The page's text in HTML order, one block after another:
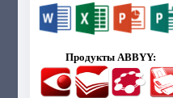
Продукты ABBYY: